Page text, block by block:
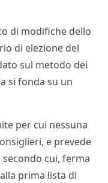
di modifiche dello
di elezione del
sul metodo dei
si fonda su un
per cui nessuna
e prevede
secondo cui, ferma
prima lista di